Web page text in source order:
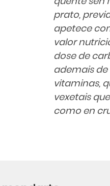
prato,
apetece
valor
dose de
ademais
vitaminas,
vexetais
como en